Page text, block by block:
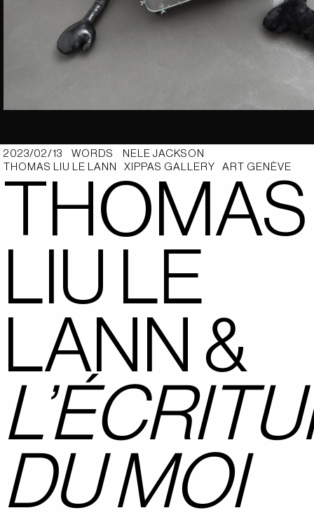
2023/02/13 WORDS
NELE JACKSON
THOMAS LIU LE LANN
XIPPAS GALLERY ART GENÈVE
THOMAS
LIU LE
LANN &
DU MOI